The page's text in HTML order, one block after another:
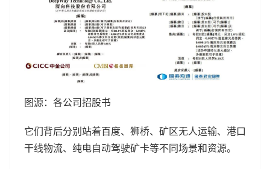
图源：各公司招股书
它们背后分别站着百度、狮桥、矿区无人运输、港口
干线物流、纯电自动驾驶矿卡等不同场景和资源。